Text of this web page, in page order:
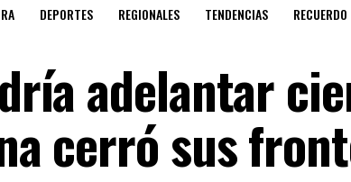
DEPORTES REGIONALES TENDENCIAS RECUERDO
adelantar
cerró sus